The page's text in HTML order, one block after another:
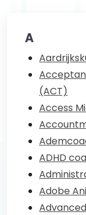
A
(ACT)
Access
ADHD
Adobe